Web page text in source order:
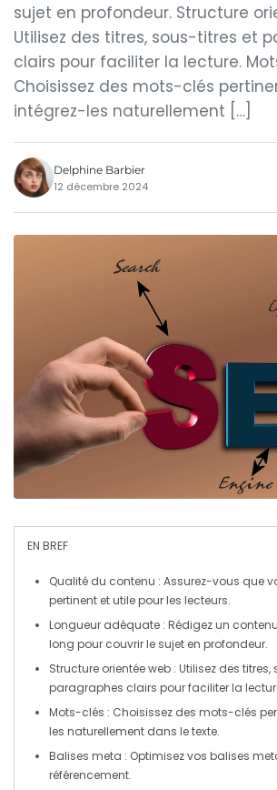
sujet en profondeur. Structure
Utilisez des titres, sous-titres et
clairs pour faciliter la lecture.
Choisissez des mots-clés
intégrez-les naturellement […]
Delphine Barbier
12 décembre 2024
EN BREF
Qualité du contenu : Assurez-vous que
pertinent et utile pour les lecteurs.
Longueur adéquate : Rédigez un
long pour couvrir le sujet en profondeur.
Structure orientée web : Utilisez des
paragraphes clairs pour faciliter la
Mots-clés : Choisissez des mots-clés
les naturellement dans le texte.
Balises meta : Optimisez vos balises
référencement.